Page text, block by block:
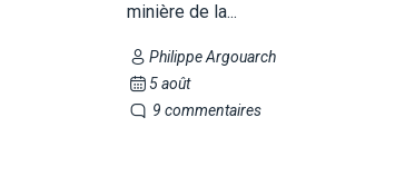
minière de la...
Philippe Argouarch
5 août
9 commentaires